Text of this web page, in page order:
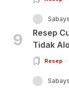
9
Resep
Tidak
Resep